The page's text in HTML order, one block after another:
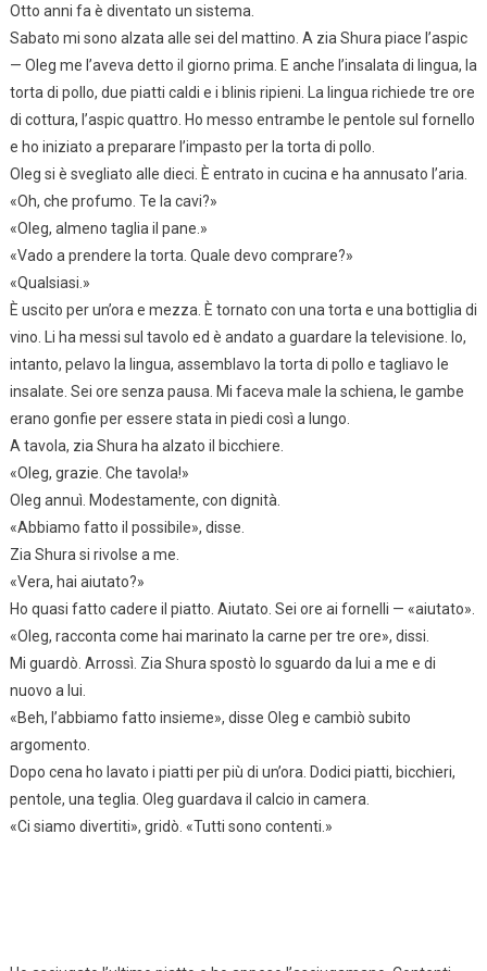
Otto anni fa è diventato un sistema.
Sabato mi sono alzata alle sei del mattino. A zia Shura piace l’aspic
— Oleg me l’aveva detto il giorno prima. E anche l’insalata di lingua, la
torta di pollo, due piatti caldi e i blinis ripieni. La lingua richiede tre ore
di cottura, l’aspic quattro. Ho messo entrambe le pentole sul fornello
e ho iniziato a preparare l’impasto per la torta di pollo.
Oleg si è svegliato alle dieci. È entrato in cucina e ha annusato l’aria.
«Oh, che profumo. Te la cavi?»
«Oleg, almeno taglia il pane.»
«Vado a prendere la torta. Quale devo comprare?»
«Qualsiasi.»
È uscito per un’ora e mezza. È tornato con una torta e una bottiglia di
vino. Li ha messi sul tavolo ed è andato a guardare la televisione. Io,
intanto, pelavo la lingua, assemblavo la torta di pollo e tagliavo le
insalate. Sei ore senza pausa. Mi faceva male la schiena, le gambe
erano gonfie per essere stata in piedi così a lungo.
A tavola, zia Shura ha alzato il bicchiere.
«Oleg, grazie. Che tavola!»
Oleg annuì. Modestamente, con dignità.
«Abbiamo fatto il possibile», disse.
Zia Shura si rivolse a me.
«Vera, hai aiutato?»
Ho quasi fatto cadere il piatto. Aiutato. Sei ore ai fornelli — «aiutato».
«Oleg, racconta come hai marinato la carne per tre ore», dissi.
Mi guardò. Arrossì. Zia Shura spostò lo sguardo da lui a me e di
nuovo a lui.
«Beh, l’abbiamo fatto insieme», disse Oleg e cambiò subito
argomento.
Dopo cena ho lavato i piatti per più di un’ora. Dodici piatti, bicchieri,
pentole, una teglia. Oleg guardava il calcio in camera.
«Ci siamo divertiti», gridò. «Tutti sono contenti.»